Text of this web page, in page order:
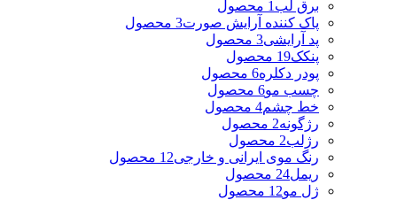
برق لب 1 محصول
پاک کننده آرایش صورت3 محصول
پد آرایشی3 محصول
پنکک19 محصول
پودر دکلره6 محصول
چسب مو6 محصول
خط چشم4 محصول
رژگونه2 محصول
رژلب2 محصول
رنگ موی ایرانی و خارجی12 محصول
ریمل24 محصول
ژل مو12 محصول